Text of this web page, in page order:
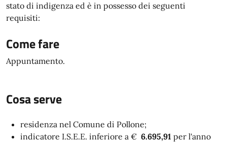
stato di indigenza ed è in possesso dei seguenti
requisiti:
Come fare
Appuntamento.
Cosa serve
residenza nel Comune di Pollone;
indicatore I.S.E.E. inferiore a € 6.695,91 per l'anno